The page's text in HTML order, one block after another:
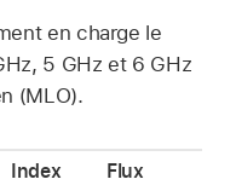
en charge le
5 GHz et 6 GHz
(MLO).
Index
Flux